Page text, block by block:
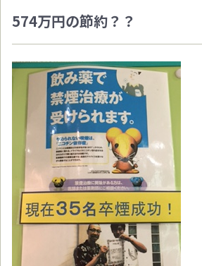
574万円の節約？？